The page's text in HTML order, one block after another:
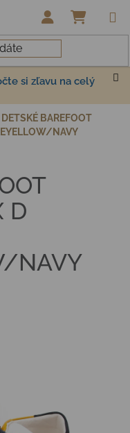
si zľavu na celý
DETSKÉ BAREFOOT
NAVY
D
NAVY